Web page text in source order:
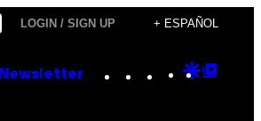
LOGIN / SIGN UP + ESPAÑOL
Newsletter Instagram
TikTok
YouTube
Google